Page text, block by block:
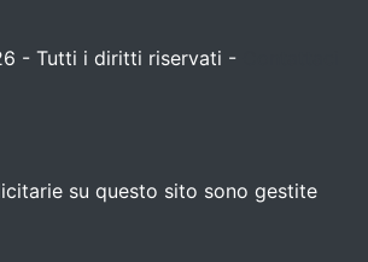
- Tutti i diritti riservati -
su questo sito sono gestite